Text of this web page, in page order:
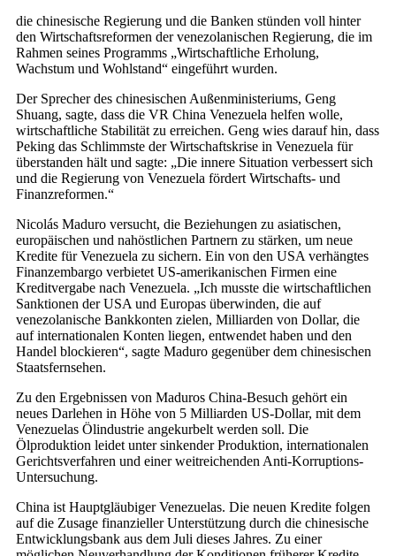
die chinesische Regierung und die Banken stünden voll hinter
den Wirtschaftsreformen der venezolanischen Regierung, die im
Rahmen seines Programms „Wirtschaftliche Erholung,
Wachstum und Wohlstand“ eingeführt wurden.
Der Sprecher des chinesischen Außenministeriums, Geng
Shuang, sagte, dass die VR China Venezuela helfen wolle,
wirtschaftliche Stabilität zu erreichen. Geng wies darauf hin, dass
Peking das Schlimmste der Wirtschaftskrise in Venezuela für
überstanden hält und sagte: „Die innere Situation verbessert sich
und die Regierung von Venezuela fördert Wirtschafts- und
Finanzreformen.“
Nicolás Maduro versucht, die Beziehungen zu asiatischen,
europäischen und nahöstlichen Partnern zu stärken, um neue
Kredite für Venezuela zu sichern. Ein von den USA verhängtes
Finanzembargo verbietet US-amerikanischen Firmen eine
Kreditvergabe nach Venezuela. „Ich musste die wirtschaftlichen
Sanktionen der USA und Europas überwinden, die auf
venezolanische Bankkonten zielen, Milliarden von Dollar, die
auf internationalen Konten liegen, entwendet haben und den
Handel blockieren“, sagte Maduro gegenüber dem chinesischen
Staatsfernsehen.
Zu den Ergebnissen von Maduros China-Besuch gehört ein
neues Darlehen in Höhe von 5 Milliarden US-Dollar, mit dem
Venezuelas Ölindustrie angekurbelt werden soll. Die
Ölproduktion leidet unter sinkender Produktion, internationalen
Gerichtsverfahren und einer weitreichenden Anti-Korruptions-
Untersuchung.
China ist Hauptgläubiger Venezuelas. Die neuen Kredite folgen
auf die Zusage finanzieller Unterstützung durch die chinesische
Entwicklungsbank aus dem Juli dieses Jahres. Zu einer